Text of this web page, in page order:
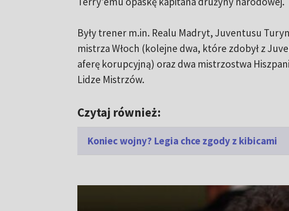
Były trener m.in. Realu Madryt, Juventusu
mistrza Włoch (kolejne dwa, które zdobył z
aferę korupcyjną) oraz dwa mistrzostwa
Lidze Mistrzów.
Czytaj również:
Koniec wojny? Legia chce zgody z kibicami